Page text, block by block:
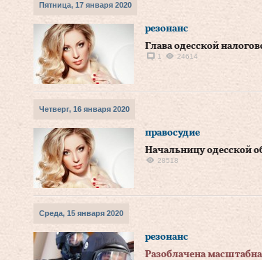
Пятница, 17 января 2020
резонанс
Глава одесской
1
24614
Четверг, 16 января 2020
правосудие
Начальницу одесской
28518
Среда, 15 января 2020
резонанс
Разоблачена